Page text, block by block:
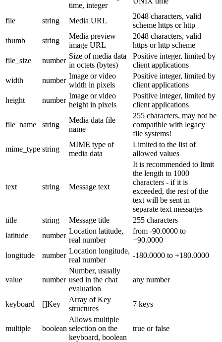
time, integer
file string Media URL
2048 characters, valid
scheme https or http
thumb
string
Media preview
image URL
2048 characters, valid
https or http scheme
file_size
number
Size of media data
in octets (bytes)
Positive integer, limited by
client applications
width
number
Image or video
width in pixels
Positive integer, limited by
client applications
height
number
Image or video
height in pixels
Positive integer, limited by
client applications
file_name string
Media data file
name
255 characters, may not be
compatible with legacy
file systems!
mime_type string
MIME type of
media data
Limited to the list of
allowed values
text string Message text
It is recommended to limit
the length to 1000
characters - if it is
exceeded, the rest of the
text will be sent in
separate text messages
title
string Message title
255 characters
latitude
number
Location latitude,
real number
from -90.0000 to
+90.0000
longitude
number
Location longitude,
real number
-180.0000 to +180.0000
value number
Number, usually
used in the chat
evaluation
any number
keyboard []Key
Array of Key
structures
7 keys
multiple boolean
Allows multiple
selection on the
keyboard, boolean
true or false